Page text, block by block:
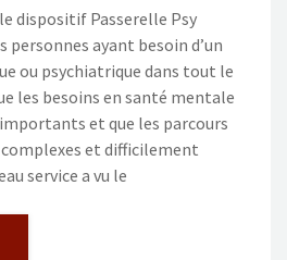
dispositif Passerelle Psy
personnes ayant besoin d’un
ou psychiatrique dans tout le
les besoins en santé mentale
et que les parcours
et difficilement
service a vu le